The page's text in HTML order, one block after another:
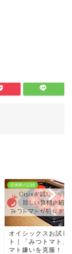
④体験の記録
オイシックスお試し
ト｜「みつトマト」
マト嫌いを克服！